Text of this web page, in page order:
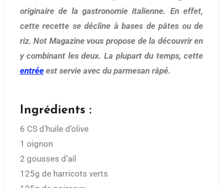
originaire de la gastronomie italienne. En effet,
cette recette se décline à bases de pâtes ou de
riz. Not Magazine vous propose de la découvrir en
y combinant les deux. La plupart du temps, cette
entréeest servie avec du parmesan râpé.
Ingrédients :
6 CS d’huile d’olive
1 oignon
2 gousses d’ail
125g de harricots verts